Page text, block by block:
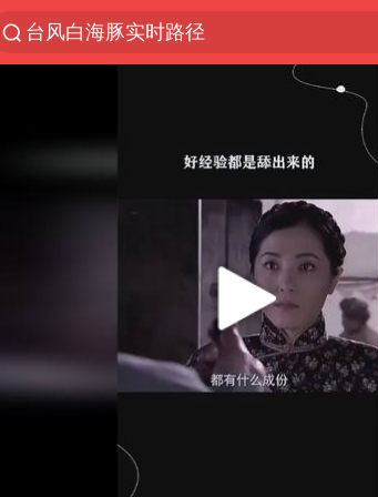
“电影+”如何激发千亿级消费新活力？
秘鲁和墨西哥宣布恢复外交关系
沙特土耳其巴基斯坦签署共同防务协议
中医教你一招提升气血
全球首个长时储能一体化产业园量产
四川宜宾市高县4.9级地震致1人死亡
胜宏科技：股票交易异常波动
中巨芯：上半年归母净利润1405.77万元
美股存储板块集体大跌
百花奖开幕式